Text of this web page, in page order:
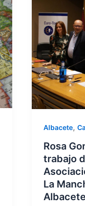
Albacete,
Rosa
trabajo
La
Albacete